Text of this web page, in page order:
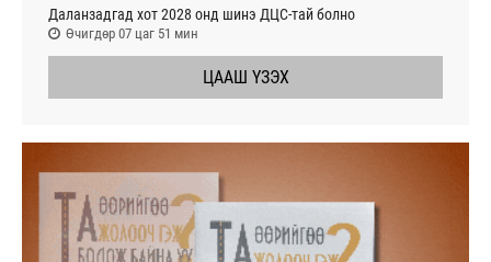
Даланзадгад хот 2028 онд шинэ ДЦС-тай болно
Өчигдөр 07 цаг 51 мин
ЦААШ ҮЗЭХ